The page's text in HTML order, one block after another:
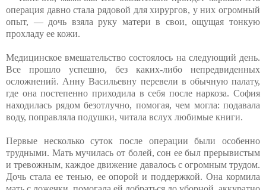
операция давно стала рядовой для хирургов, у них огромный
опыт, — дочь взяла руку матери в свои, ощущая тонкую
прохладу ее кожи.
Медицинское вмешательство состоялось на следующий день.
Все прошло успешно, без каких-либо непредвиденных
осложнений. Анну Васильевну перевели в обычную палату,
где она постепенно приходила в себя после наркоза. София
находилась рядом безотлучно, помогая, чем могла: подавала
воду, поправляла подушки, читала вслух любимые книги.
Первые несколько суток после операции были особенно
трудными. Мать мучилась от болей, сон ее был прерывистым
и тревожным, каждое движение давалось с огромным трудом.
Дочь стала ее тенью, ее опорой и поддержкой. Она кормила